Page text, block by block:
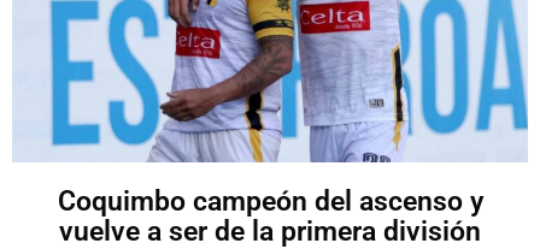
Coquimbo campeón del ascenso y
vuelve a ser de la primera división